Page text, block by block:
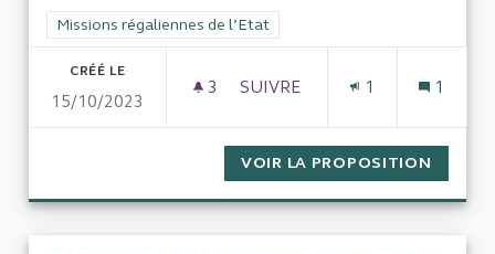
Filtrer les résultats de la catégorie : Missions régaliennes de
Missions régaliennes de l’Etat
CRÉÉ LE
15/10/2023
3 3 ABONNÉS
SUIVRE 1 1
VOIR LA PROPOSITION